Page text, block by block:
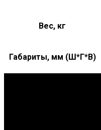
Вес, кг
Габариты, мм (Ш*Г*В)